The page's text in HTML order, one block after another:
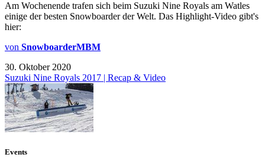
Am Wochenende trafen sich beim Suzuki Nine Royals am Watles
einige der besten Snowboarder der Welt. Das Highlight-Video gibt's
hier:
von SnowboarderMBM
30. Oktober 2020
Suzuki Nine Royals 2017 | Recap & Video
Events